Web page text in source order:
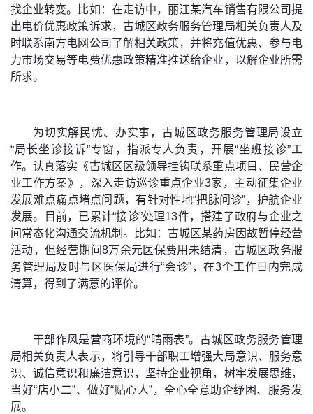
找企业转变。比如：在走访中，丽江某汽车销售有限公司提
出电价优惠政策诉求，古城区政务服务管理局相关负责人及
时联系南方电网公司了解相关政策，并将充值优惠、参与电
力市场交易等电费优惠政策精准推送给企业，以解企业所需
所求。
为切实解民忧、办实事，古城区政务服务管理局设立
“局长坐诊接诉”专窗，指派专人负责，开展“坐班接诊”工
作。认真落实《古城区区级领导挂钩联系重点项目、民营企
业工作方案》，深入走访巡诊重点企业3家，主动征集企业
发展难点痛点堵点问题，有针对性地“把脉问诊”，护航企业
发展。目前，已累计“接诊”处理13件，搭建了政府与企业之
间常态化沟通交流机制。比如：古城区某药房因故暂停经营
活动，但经营期间8万余元医保费用未结清，古城区政务服
务管理局及时与区医保局进行“会诊”，在3个工作日内完成
清算，得到了满意的评价。
干部作风是营商环境的“晴雨表”。古城区政务服务管理
局相关负责人表示，将引导干部职工增强大局意识、服务意
识、诚信意识和廉洁意识，坚持企业视角，树牢发展思维，
当好“店小二”、做好“贴心人”，全心全意助企纾困、服务发
展。